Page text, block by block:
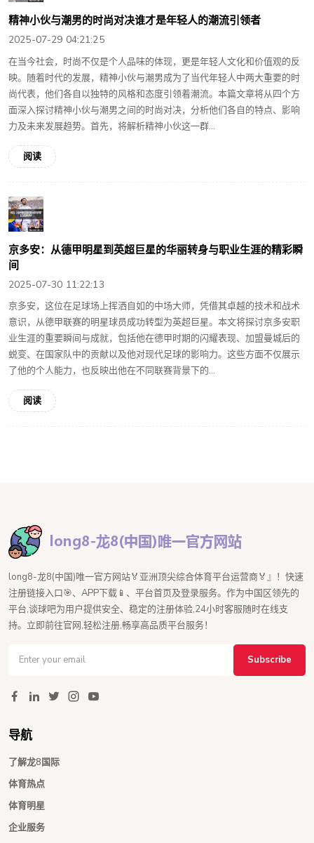
精神小伙与潮男的时尚对决谁才是年轻人的潮流引领者
2025-07-29 04:21:25
在当今社会，时尚不仅是个人品味的体现，更是年轻人文化和价值观的反
映。随着时代的发展，精神小伙与潮男成为了当代年轻人中两大重要的时
尚代表，他们各自以独特的风格和态度引领着潮流。本篇文章将从四个方
面深入探讨精神小伙与潮男之间的时尚对决，分析他们各自的特点、影响
力及未来发展趋势。首先，将解析精神小伙这一群...
阅读
京多安：从德甲明星到英超巨星的华丽转身与职业生涯的精彩瞬
间
2025-07-30 11:22:13
京多安，这位在足球场上挥洒自如的中场大师，凭借其卓越的技术和战术
意识，从德甲联赛的明星球员成功转型为英超巨星。本文将探讨京多安职
业生涯的重要瞬间与成就，包括他在德甲时期的闪耀表现、加盟曼城后的
蜕变、在国家队中的贡献以及他对现代足球的影响力。这些方面不仅展示
了他的个人能力，也反映出他在不同联赛背景下的...
阅读
long8-龙8(中国)唯一官方网站🏅亚洲顶尖综合体育平台运营商🏅』！快速
注册链接入口🎯、APP下载📱、平台首页及登录服务。作为中国区领先的
平台,谈球吧为用户提供安全、稳定的注册体验,24小时客服随时在线支
持。立即前往官网,轻松注册,畅享高品质平台服务！
Subscribe
导航
了解龙8国际
体育热点
体育明星
企业服务